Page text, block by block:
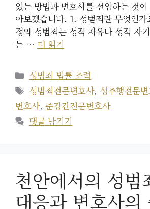
있는 방법과 변호사를 선임하는 것
아보겠습니다. 1. 성범죄란 무엇인가
정의 성범죄는 성적 자유나 성적 자
는 … 더 읽기
카
테
고
리
성범죄 법률 조력
태
그
성범죄전문변호사, 성추행전문
변호사, 준강간전문변호사
댓글 남기기
천안에서의 성범
대응과 변호사의